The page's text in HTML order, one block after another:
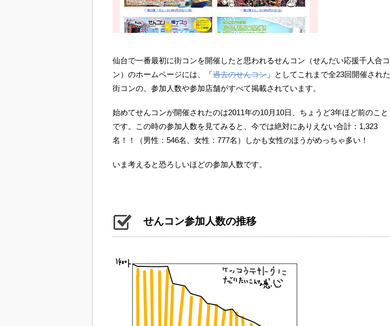
仙台で一番最初に街コンを開催したと思われるせんコン（せんだい応援千人合コ
ン）のホームページには、「過去のせんコン 」としてこれまで全23回開催された
街コンの、参加人数や参加店舗がすべて掲載されています。
始めてせんコンが開催されたのは2011年の10月10日、ちょうど3年ほど前のこと
です。この時の参加人数を見てみると、今では絶対にありえない合計：1,323
名！！（男性：546名、女性：777名）しかも女性のほうがめっちゃ多い！
いま考えると恐ろしいほどの参加人数です。
せんコン参加人数の推移